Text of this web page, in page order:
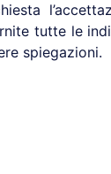
tutte le
spiegazioni.